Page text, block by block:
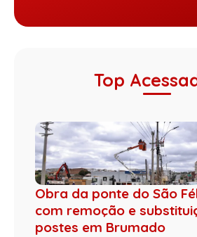
Top
Obra da ponte do São
com remoção e
postes em Brumado